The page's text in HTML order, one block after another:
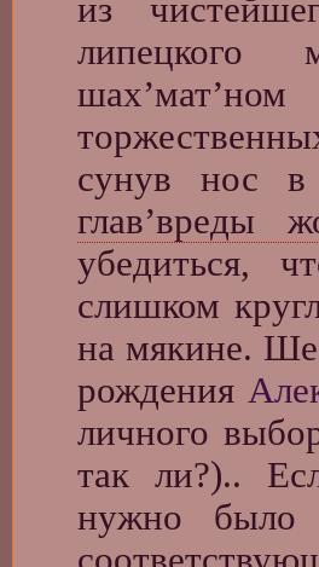
из
липецкого
сунув нос в
глав’вреды
убедиться,
слишком
на мякине.
рождения
личного
так ли?)..
нужно было